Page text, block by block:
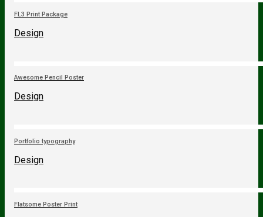
FL3 Print Package
Design
Awesome Pencil Poster
Design
Portfolio typography
Design
Flatsome Poster Print